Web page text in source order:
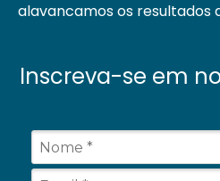
alavancamos os resultados
Inscreva-se em